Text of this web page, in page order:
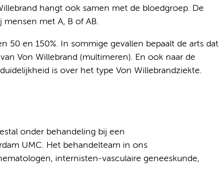
hangt ook samen met de bloedgroep. De
met A, B of AB.
50 en 150%. In sommige gevallen bepaalt de arts dat
Von Willebrand (multimeren). En ook naar de
is over het type Von Willebrandziekte.
onder behandeling bij een
UMC. Het behandelteam in ons
internisten-vasculaire geneeskunde,